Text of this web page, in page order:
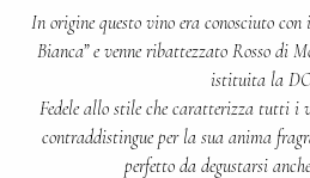
In origine questo vino era conosciuto
Bianca” e venne ribattezzato Rosso di
istituita la
Fedele allo stile che caratterizza tutti i
contraddistingue per la sua anima
perfetto da degustarsi